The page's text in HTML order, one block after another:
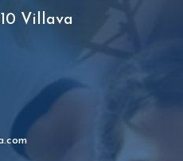
Villava